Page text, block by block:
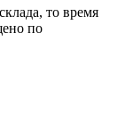
то время
по